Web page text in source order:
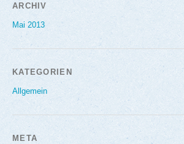
ARCHIV
Mai 2013
KATEGORIEN
Allgemein
META